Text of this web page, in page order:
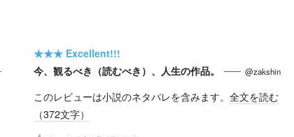
★★★ Excellent!!!
今、観るべき（読むべき）、人生の作品。
@zakshin
このレビューは小説のネタバレを含みます。 全文を読む
（372文字）